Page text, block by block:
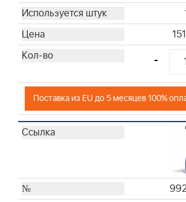
-
Поставка из EU до 5 месяцев 100%